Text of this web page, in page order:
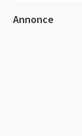
Primær
Annonce